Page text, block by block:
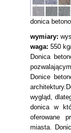
donica
wymiary:
waga: 550
Donica
Donice
wygląd,
donica w
oferowane
miasta.